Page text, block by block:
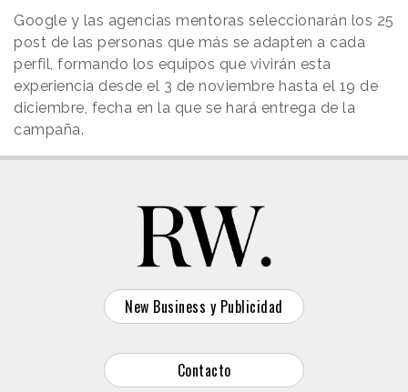
Google y las agencias mentoras seleccionarán los 25
post de las personas que más se adapten a cada
perfil, formando los equipos que vivirán esta
experiencia desde el 3 de noviembre hasta el 19 de
diciembre, fecha en la que se hará entrega de la
campaña.
New Business y Publicidad
Contacto